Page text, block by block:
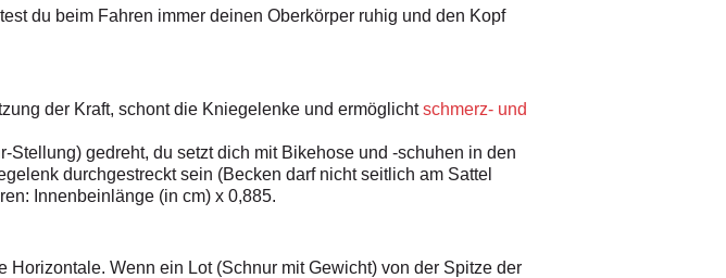
du beim Fahren immer deinen Oberkörper ruhig und den Kopf
der Kraft, schont die Kniegelenke und ermög­lichtschmerz- und
gedreht, du setzt dich mit Bikehose und -schuhen in den
durchgestreckt sein ­(Becken darf nicht seitlich am Sattel
Innenbeinlänge (in cm) x 0,885.
Wenn ein Lot (Schnur mit Gewicht) von der Spitze der